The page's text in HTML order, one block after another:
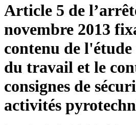
Article 5 de
novembre 2013
contenu de l'étude
du travail et le
consignes de
activités